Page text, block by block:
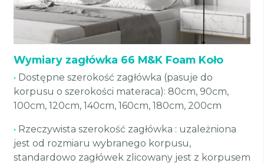
Wymiary zagłówka 66 M&K Foam Koło
• Dostępne szerokość zagłówka (pasuje do
korpusu o szerokości materaca): 80cm, 90cm,
100cm, 120cm, 140cm, 160cm, 180cm, 200cm
• Rzeczywista szerokość zagłówka : uzależniona
jest od rozmiaru wybranego korpusu,
standardowo zagłówek zlicowany jest z korpusem